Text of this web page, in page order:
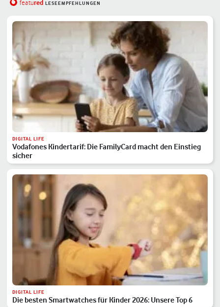
featured LESEEMPFEHLUNGEN
DIGITAL LIFE
Vodafones Kindertarif: Die FamilyCard macht den Einstieg
sicher
DIGITAL LIFE
Die besten Smartwatches für Kinder 2026: Unsere Top 6